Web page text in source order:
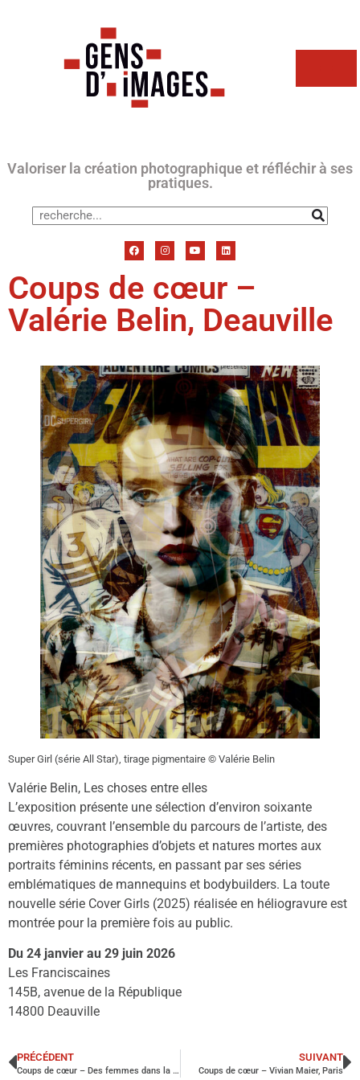
Valoriser la création photographique et réfléchir à ses
pratiques.
Coups de cœur –
Valérie Belin, Deauville
Super Girl (série All Star), tirage pigmentaire © Valérie Belin
Valérie Belin, Les choses entre elles
L’exposition présente une sélection d’environ soixante
œuvres, couvrant l’ensemble du parcours de l’artiste, des
premières photographies d’objets et natures mortes aux
portraits féminins récents, en passant par ses séries
emblématiques de mannequins et bodybuilders. La toute
nouvelle série Cover Girls (2025) réalisée en héliogravure est
montrée pour la première fois au public.
Du 24 janvier au 29 juin 2026
Les Franciscaines
145B, avenue de la République
14800 Deauville
PRÉCÉDENT
Coups de cœur – Des femmes dans la boxe cambodgienne, Benoît Durand
SUIVANT
Coups de cœur – Vivian Maier, Paris